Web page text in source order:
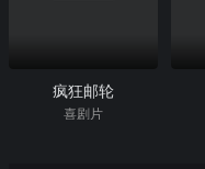
疯狂邮轮
喜剧片